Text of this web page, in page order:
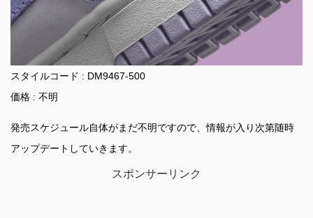
スタイルコード : DM9467-500
価格 : 不明
発売スケジュール自体がまだ不明ですので、情報が入り次第随時
アップデートしていきます。
スポンサーリンク